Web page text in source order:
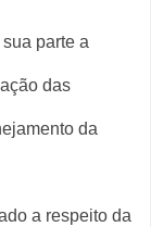
parte a
das
da
a respeito da